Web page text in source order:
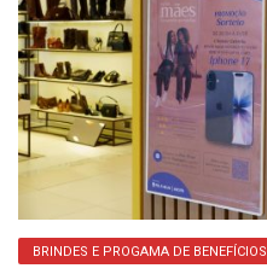
BRINDES E PROGAMA DE BENEFÍCIOS